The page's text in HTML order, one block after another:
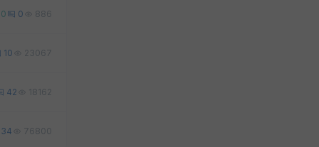
0 0 886
10 23067
42 18162
34 76800